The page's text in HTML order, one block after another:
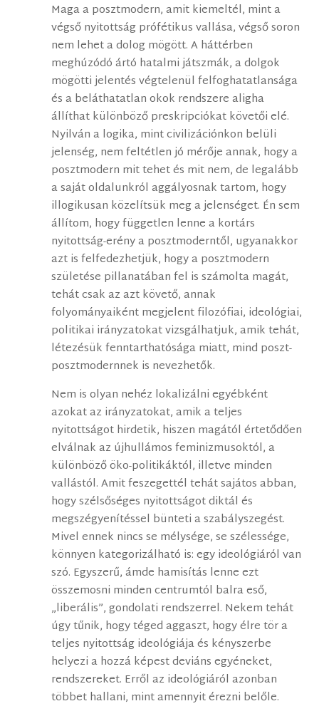
Maga a posztmodern, amit kiemeltél, mint a
végső nyitottság prófétikus vallása, végső soron
nem lehet a dolog mögött. A háttérben
meghúzódó ártó hatalmi játszmák, a dolgok
mögötti jelentés végtelenül felfoghatatlansága
és a beláthatatlan okok rendszere aligha
állíthat különböző preskripciókat követői elé.
Nyilván a logika, mint civilizációnkon belüli
jelenség, nem feltétlen jó mérője annak, hogy a
posztmodern mit tehet és mit nem, de legalább
a saját oldalunkról aggályosnak tartom, hogy
illogikusan közelítsük meg a jelenséget. Én sem
állítom, hogy független lenne a kortárs
nyitottság-erény a posztmoderntől, ugyanakkor
azt is felfedezhetjük, hogy a posztmodern
születése pillanatában fel is számolta magát,
tehát csak az azt követő, annak
folyományaiként megjelent filozófiai, ideológiai,
politikai irányzatokat vizsgálhatjuk, amik tehát,
létezésük fenntarthatósága miatt, mind poszt-
posztmodernnek is nevezhetők.
Nem is olyan nehéz lokalizálni egyébként
azokat az irányzatokat, amik a teljes
nyitottságot hirdetik, hiszen magától értetődően
elválnak az újhullámos feminizmusoktól, a
különböző öko-politikáktól, illetve minden
vallástól. Amit feszegettél tehát sajátos abban,
hogy szélsőséges nyitottságot diktál és
megszégyenítéssel bünteti a szabályszegést.
Mivel ennek nincs se mélysége, se szélessége,
könnyen kategorizálható is: egy ideológiáról van
szó. Egyszerű, ámde hamisítás lenne ezt
összemosni minden centrumtól balra eső,
„liberális”, gondolati rendszerrel. Nekem tehát
úgy tűnik, hogy téged aggaszt, hogy élre tör a
teljes nyitottság ideológiája és kényszerbe
helyezi a hozzá képest deviáns egyéneket,
rendszereket. Erről az ideológiáról azonban
többet hallani, mint amennyit érezni belőle.